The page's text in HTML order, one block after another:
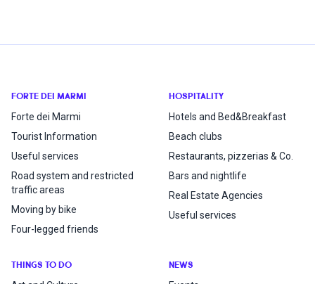
FORTE DEI MARMI
Forte dei Marmi
Tourist Information
Useful services
Road system and restricted
traffic areas
Moving by bike
Four-legged friends
HOSPITALITY
Hotels and Bed&Breakfast
Beach clubs
Restaurants, pizzerias & Co.
Bars and nightlife
Real Estate Agencies
Useful services
THINGS TO DO NEWS